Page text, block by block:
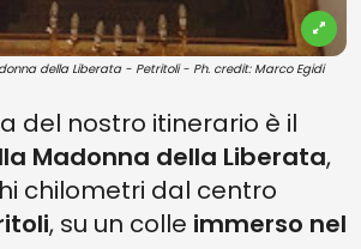
della Liberata - Petritoli - Ph. credit: Marco Egidi
del nostro itinerario è il
Madonna della Liberata,
chilometri dal centro
, su un colle immerso nel